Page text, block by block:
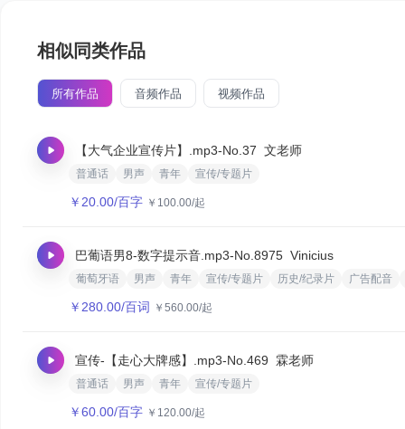
相似同类作品
所有作品 音频作品 视频作品
【大气企业宣传片】.mp3-No.37 文老师
普通话 男声 青年 宣传/专题片
￥ 20.00/百字 ￥ 100.00/起
巴葡语男8-数字提示音.mp3-No.8975 Vinicius
葡萄牙语 男声 青年 宣传/专题片 历史/纪录片 广告配音
￥ 280.00/百词 ￥ 560.00/起
宣传-【走心大牌感】.mp3-No.469 霖老师
普通话 男声 青年 宣传/专题片
￥60.00/百字 ￥ 120.00/起